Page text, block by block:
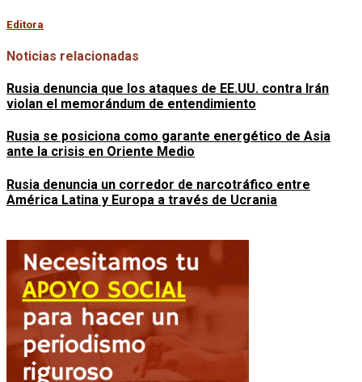
Editora
Noticias relacionadas
Rusia denuncia que los ataques de EE.UU. contra Irán
violan el memorándum de entendimiento
Rusia se posiciona como garante energético de Asia
ante la crisis en Oriente Medio
Rusia denuncia un corredor de narcotráfico entre
América Latina y Europa a través de Ucrania